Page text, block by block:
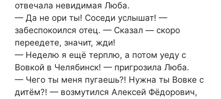
отвечала невидимая Люба.
— Да не ори ты! Соседи услышат! —
забеспокоился отец. — Сказал — скоро
переедете, значит, жди!
— Неделю я ещё терплю, а потом уеду с
Вовкой в Челябинск! — пригрозила Люба.
— Чего ты меня пугаешь?! Нужна ты Вовке с
дитём?! — возмутился Алексей Фёдорович,